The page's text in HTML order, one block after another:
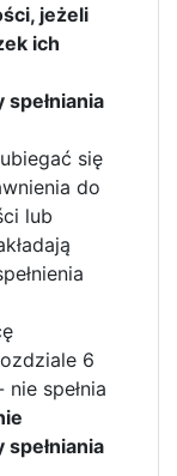
jeżeli
ich
się
do
lub
6
nie spełnia